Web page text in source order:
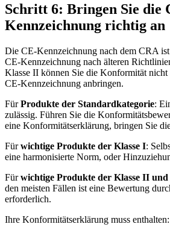
Schritt 6: Bringen Sie die
Kennzeichnung richtig an
Die CE-Kennzeichnung nach dem CRA
CE-Kennzeichnung nach älteren
Klasse II können Sie die Konformität nicht
CE-Kennzeichnung anbringen.
FürProdukte der Standardkategorie:
zulässig. Führen Sie die
eine Konformitätserklärung, bringen Sie
Fürwichtige Produkte der Klasse I:
eine harmonisierte Norm, oder
Fürwichtige Produkte der Klasse II
den meisten Fällen ist eine Bewertung
erforderlich.
Ihre Konformitätserklärung muss enthalten: